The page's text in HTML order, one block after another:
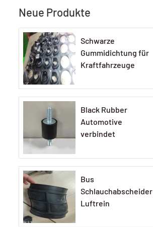
Neue Produkte
Schwarze
Gummidichtung für
Kraftfahrzeuge
Black Rubber
Automotive
verbindet
Bus
Schlauchabscheider
Luftrein